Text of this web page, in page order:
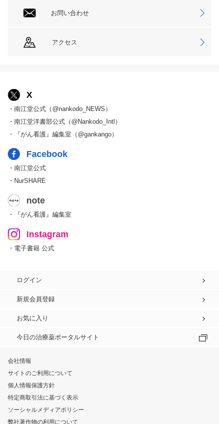
お問い合わせ
アクセス
X
・南江堂公式（@nankodo_NEWS）
・南江堂洋書部公式（@Nankodo_Intl）
・『がん看護』編集室（@gankango）
Facebook
・南江堂公式
・NurSHARE
note
・『がん看護』編集室
Instagram
・電子書籍 公式
ログイン
新規会員登録
お気に入り
今日の治療薬ポータルサイト
会社情報
サイトのご利用について
個人情報保護方針
特定商取引法に基づく表示
ソーシャルメディアポリシー
弊社著作物の利用について